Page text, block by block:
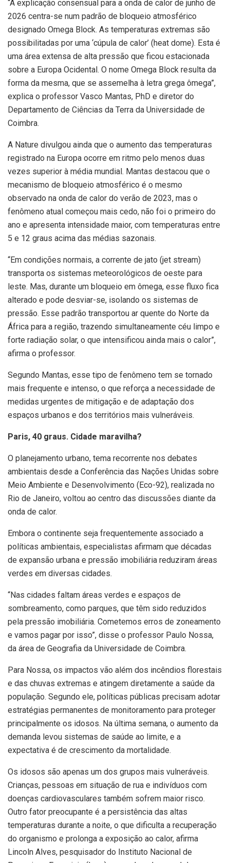
“A explicação consensual para a onda de calor de junho de
2026 centra-se num padrão de bloqueio atmosférico
designado Omega Block. As temperaturas extremas são
possibilitadas por uma ‘cúpula de calor’ (heat dome). Esta é
uma área extensa de alta pressão que ficou estacionada
sobre a Europa Ocidental. O nome Omega Block resulta da
forma da mesma, que se assemelha à letra grega ômega”,
explica o professor Vasco Mantas, PhD e diretor do
Departamento de Ciências da Terra da Universidade de
Coimbra.
A Nature divulgou ainda que o aumento das temperaturas
registrado na Europa ocorre em ritmo pelo menos duas
vezes superior à média mundial. Mantas destacou que o
mecanismo de bloqueio atmosférico é o mesmo
observado na onda de calor do verão de 2023, mas o
fenômeno atual começou mais cedo, não foi o primeiro do
ano e apresenta intensidade maior, com temperaturas entre
5 e 12 graus acima das médias sazonais.
“Em condições normais, a corrente de jato (jet stream)
transporta os sistemas meteorológicos de oeste para
leste. Mas, durante um bloqueio em ômega, esse fluxo fica
alterado e pode desviar-se, isolando os sistemas de
pressão. Esse padrão transportou ar quente do Norte da
África para a região, trazendo simultaneamente céu limpo e
forte radiação solar, o que intensificou ainda mais o calor”,
afirma o professor.
Segundo Mantas, esse tipo de fenômeno tem se tornado
mais frequente e intenso, o que reforça a necessidade de
medidas urgentes de mitigação e de adaptação dos
espaços urbanos e dos territórios mais vulneráveis.
Paris, 40 graus. Cidade maravilha?
O planejamento urbano, tema recorrente nos debates
ambientais desde a Conferência das Nações Unidas sobre
Meio Ambiente e Desenvolvimento (Eco-92), realizada no
Rio de Janeiro, voltou ao centro das discussões diante da
onda de calor.
Embora o continente seja frequentemente associado a
políticas ambientais, especialistas afirmam que décadas
de expansão urbana e pressão imobiliária reduziram áreas
verdes em diversas cidades.
“Nas cidades faltam áreas verdes e espaços de
sombreamento, como parques, que têm sido reduzidos
pela pressão imobiliária. Cometemos erros de zoneamento
e vamos pagar por isso”, disse o professor Paulo Nossa,
da área de Geografia da Universidade de Coimbra.
Para Nossa, os impactos vão além dos incêndios florestais
e das chuvas extremas e atingem diretamente a saúde da
população. Segundo ele, políticas públicas precisam adotar
estratégias permanentes de monitoramento para proteger
principalmente os idosos. Na última semana, o aumento da
demanda levou sistemas de saúde ao limite, e a
expectativa é de crescimento da mortalidade.
Os idosos são apenas um dos grupos mais vulneráveis.
Crianças, pessoas em situação de rua e indivíduos com
doenças cardiovasculares também sofrem maior risco.
Outro fator preocupante é a persistência das altas
temperaturas durante a noite, o que dificulta a recuperação
do organismo e prolonga a exposição ao calor, afirma
Lincoln Alves, pesquisador do Instituto Nacional de